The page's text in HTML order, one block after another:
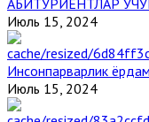
АБИТУРИЕНТЛАР
Июль 15, 2024
Инсонпарварлик
Июль 15, 2024